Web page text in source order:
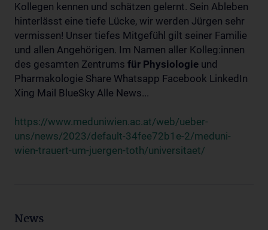
Kollegen kennen und schätzen gelernt. Sein Ableben
hinterlässt eine tiefe Lücke, wir werden Jürgen sehr
vermissen! Unser tiefes Mitgefühl gilt seiner Familie
und allen Angehörigen. Im Namen aller Kolleg:innen
des gesamten Zentrums für Physiologie und
Pharmakologie Share Whatsapp Facebook LinkedIn
Xing Mail BlueSky Alle News...
https://www.meduniwien.ac.at/web/ueber-
uns/news/2023/default-34fee72b1e-2/meduni-
wien-trauert-um-juergen-toth/universitaet/
News